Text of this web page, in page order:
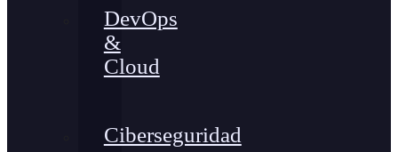
DevOps
&
Cloud
Ciberseguridad